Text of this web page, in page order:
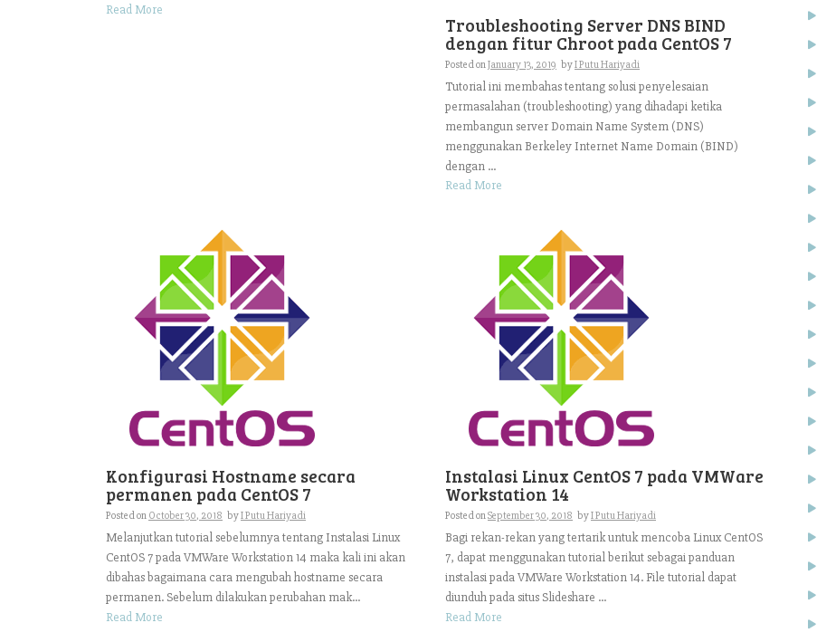
Read More
Troubleshooting Server DNS BIND
dengan fitur Chroot pada CentOS 7
Posted onJanuary 13, 2019 byI Putu Hariyadi
Tutorial ini membahas tentang solusi penyelesaian
permasalahan (troubleshooting) yang dihadapi ketika
membangun server Domain Name System (DNS)
menggunakan Berkeley Internet Name Domain (BIND)
dengan ...
Read More
Konfigurasi Hostname secara
permanen pada CentOS 7
Posted on October 30, 2018 byI Putu Hariyadi
Melanjutkan tutorial sebelumnya tentang Instalasi Linux
CentOS 7 pada VMWare Workstation 14 maka kali ini akan
dibahas bagaimana cara mengubah hostname secara
permanen. Sebelum dilakukan perubahan mak...
Read More
Instalasi Linux CentOS 7 pada VMWare
Workstation 14
Posted onSeptember 30, 2018 byI Putu Hariyadi
Bagi rekan-rekan yang tertarik untuk mencoba Linux CentOS
7, dapat menggunakan tutorial berikut sebagai panduan
instalasi pada VMWare Workstation 14. File tutorial dapat
diunduh pada situs Slideshare ...
Read More